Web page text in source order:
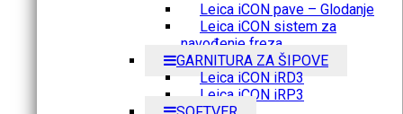
Leica iCON pave – Glodanje
Leica iCON sistem za
navođenje freza
GARNITURA ZA ŠIPOVE
Leica iCON iRD3
Leica iCON iRP3